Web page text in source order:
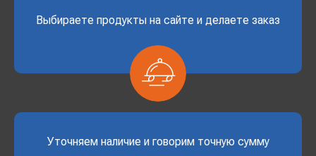
Выбираете продукты на сайте и делаете заказ
Уточняем наличие и говорим точную сумму